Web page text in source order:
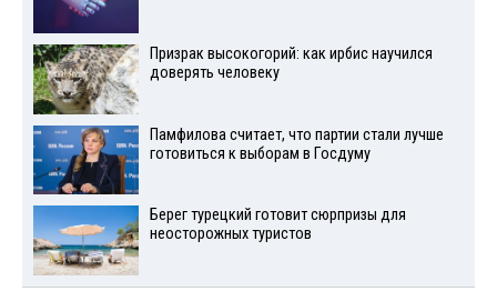
Призрак высокогорий: как ирбис научился
доверять человеку
Памфилова считает, что партии стали лучше
готовиться к выборам в Госдуму
Берег турецкий готовит сюрпризы для
неосторожных туристов